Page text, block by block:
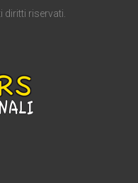
diritti riservati.